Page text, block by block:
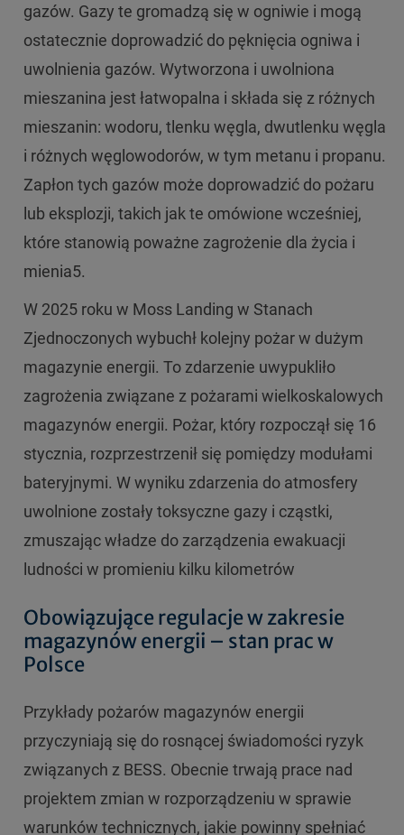
gazów. Gazy te gromadzą się w ogniwie i mogą
ostatecznie doprowadzić do pęknięcia ogniwa i
uwolnienia gazów. Wytworzona i uwolniona
mieszanina jest łatwopalna i składa się z różnych
mieszanin: wodoru, tlenku węgla, dwutlenku węgla
i różnych węglowodorów, w tym metanu i propanu.
Zapłon tych gazów może doprowadzić do pożaru
lub eksplozji, takich jak te omówione wcześniej,
które stanowią poważne zagrożenie dla życia i
mienia5.
W 2025 roku w Moss Landing w Stanach
Zjednoczonych wybuchł kolejny pożar w dużym
magazynie energii. To zdarzenie uwypukliło
zagrożenia związane z pożarami wielkoskalowych
magazynów energii. Pożar, który rozpoczął się 16
stycznia, rozprzestrzenił się pomiędzy modułami
bateryjnymi. W wyniku zdarzenia do atmosfery
uwolnione zostały toksyczne gazy i cząstki,
zmuszając władze do zarządzenia ewakuacji
ludności w promieniu kilku kilometrów
Obowiązujące regulacje w zakresie
magazynów energii – stan prac w
Polsce
Przykłady pożarów magazynów energii
przyczyniają się do rosnącej świadomości ryzyk
związanych z BESS. Obecnie trwają prace nad
projektem zmian w rozporządzeniu w sprawie
warunków technicznych, jakie powinny spełniać